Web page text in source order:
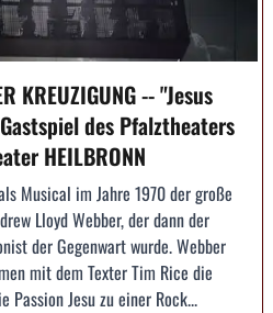
KREUZIGUNG -- "Jesus
des Pfalztheaters
HEILBRONN
Musical im Jahre 1970 der große
Lloyd Webber, der dann der
der Gegenwart wurde. Webber
mit dem Texter Tim Rice die
Jesu zu einer Rock...